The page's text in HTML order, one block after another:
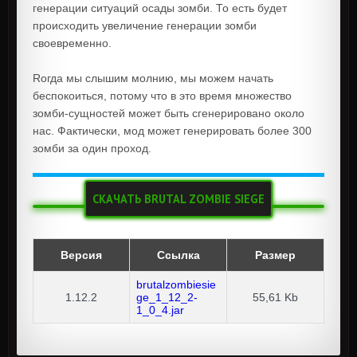
генерации ситуаций осады зомби. То есть будет
происходить увеличение генерации зомби
своевременно.
Rогда мы слышим молнию, мы можем начать
беспокоиться, потому что в это время множество
зомби-сущностей может быть сгенерировано около
наc. Фактически, мод может генерировать более 300
зомби за один проход.
СКАЧАТЬ BRUTAL ZOMBIE SIEGE
Версия Ссылка Размер
1.12.2
brutalzombiesie
ge_1_12_2-
1_0_4.jar
55,61 Kb